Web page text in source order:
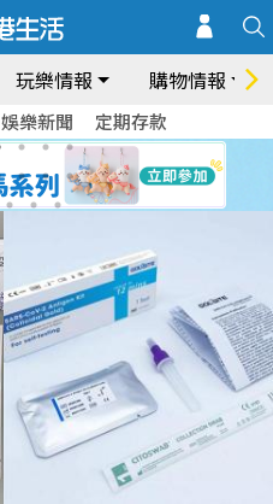
玩樂情報 購物情報
娛樂新聞 定期存款